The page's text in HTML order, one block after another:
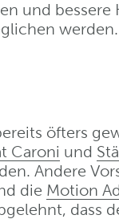
und
werden.
öfters
Caroni und
Andere
die Motion
dass